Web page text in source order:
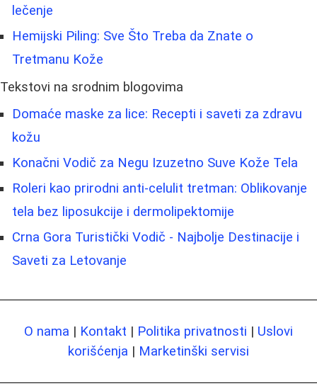
lečenje
Hemijski Piling: Sve Što Treba da Znate o
Tretmanu Kože
Tekstovi na srodnim blogovima
Domaće maske za lice: Recepti i saveti za zdravu
kožu
Konačni Vodič za Negu Izuzetno Suve Kože Tela
Roleri kao prirodni anti-celulit tretman: Oblikovanje
tela bez liposukcije i dermolipektomije
Crna Gora Turistički Vodič - Najbolje Destinacije i
Saveti za Letovanje
O nama | Kontakt | Politika privatnosti | Uslovi
korišćenja | Marketinški servisi